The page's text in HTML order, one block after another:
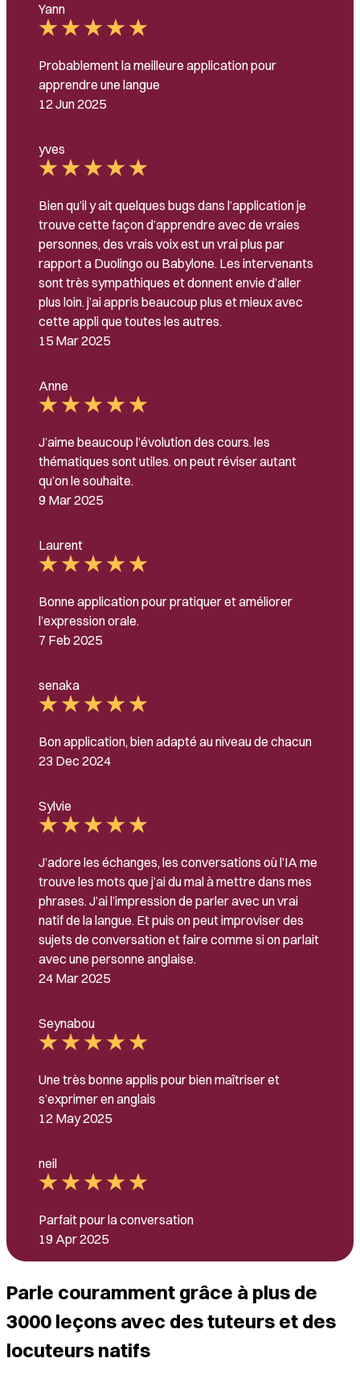
Yann
Probablement la meilleure application pour
apprendre une langue
12 Jun 2025
yves
Bien qu’il y ait quelques bugs dans l’application je
trouve cette façon d’apprendre avec de vraies
personnes, des vrais voix est un vrai plus par
rapport a Duolingo ou Babylone. Les intervenants
sont très sympathiques et donnent envie d’aller
plus loin. j’ai appris beaucoup plus et mieux avec
cette appli que toutes les autres.
15 Mar 2025
Anne
J’aime beaucoup l’évolution des cours. les
thématiques sont utiles. on peut réviser autant
qu’on le souhaite.
9 Mar 2025
Laurent
Bonne application pour pratiquer et améliorer
l’expression orale.
7 Feb 2025
senaka
Bon application, bien adapté au niveau de chacun
23 Dec 2024
Sylvie
J’adore les échanges, les conversations où l’IA me
trouve les mots que j’ai du mal à mettre dans mes
phrases. J’ai l’impression de parler avec un vrai
natif de la langue. Et puis on peut improviser des
sujets de conversation et faire comme si on parlait
avec une personne anglaise.
24 Mar 2025
Seynabou
Une très bonne applis pour bien maîtriser et
s’exprimer en anglais
12 May 2025
neil
Parfait pour la conversation
19 Apr 2025
Parle couramment grâce à plus de
3000 leçons avec des tuteurs et des
locuteurs natifs